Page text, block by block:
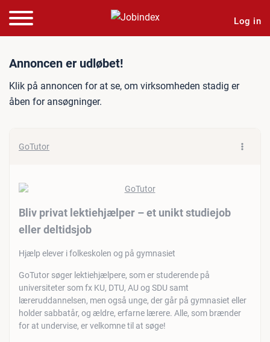
Log in
Jobannonce: Bliv privat
Annoncen er udløbet!
Klik på annoncen for at se, om virksomheden stadig er
åben for ansøgninger.
GoTutor
Bliv privat lektiehjælper – et unikt studiejob
eller deltidsjob
Hjælp elever i folkeskolen og på gymnasiet
GoTutor søger lektiehjælpere, som er studerende på
universiteter som fx KU, DTU, AU og SDU samt
læreruddannelsen, men også unge, der går på gymnasiet eller
holder sabbatår, og ældre, erfarne lærere. Alle, som brænder
for at undervise, er velkomne til at søge!